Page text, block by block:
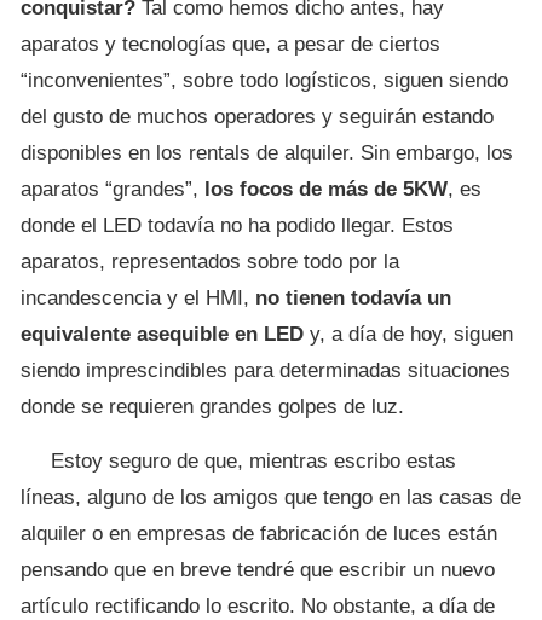
conquistar? Tal como hemos dicho antes, hay
aparatos y tecnologías que, a pesar de ciertos
“inconvenientes”, sobre todo logísticos, siguen siendo
del gusto de muchos operadores y seguirán estando
disponibles en los rentals de alquiler. Sin embargo, los
aparatos “grandes”, los focos de más de 5KW, es
donde el LED todavía no ha podido llegar. Estos
aparatos, representados sobre todo por la
incandescencia y el HMI, no tienen todavía un
equivalente asequible en LED y, a día de hoy, siguen
siendo imprescindibles para determinadas situaciones
donde se requieren grandes golpes de luz.
Estoy seguro de que, mientras escribo estas
líneas, alguno de los amigos que tengo en las casas de
alquiler o en empresas de fabricación de luces están
pensando que en breve tendré que escribir un nuevo
artículo rectificando lo escrito. No obstante, a día de